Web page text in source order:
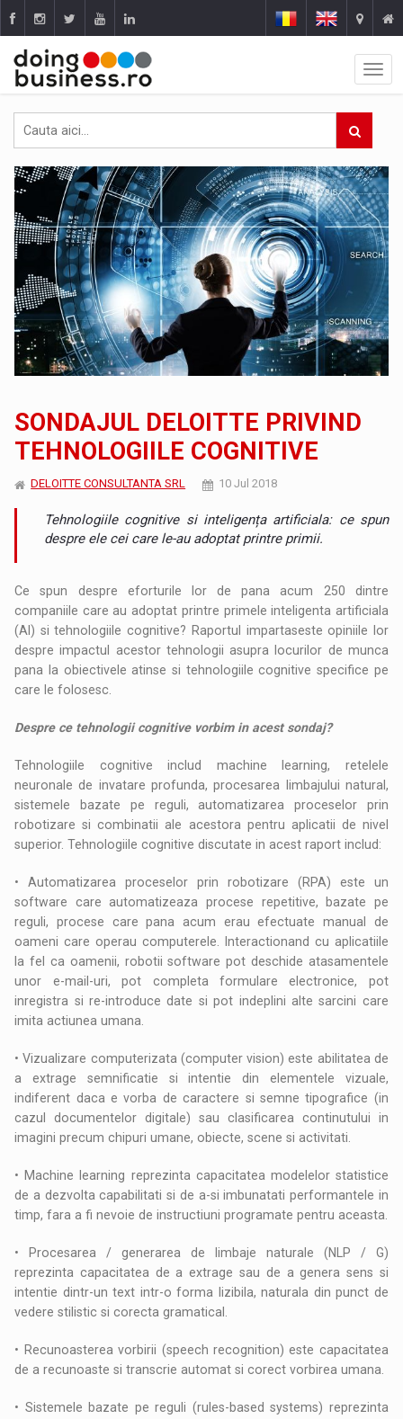
SONDAJUL DELOITTE PRIVIND
TEHNOLOGIILE COGNITIVE
DELOITTE CONSULTANTA SRL 10 Jul 2018
Tehnologiile cognitive si inteligența artificiala: ce spun
despre ele cei care le-au adoptat printre primii.
Ce spun despre eforturile lor de pana acum 250 dintre
companiile care au adoptat printre primele inteligenta artificiala
(AI) si tehnologiile cognitive? Raportul impartaseste opiniile lor
despre impactul acestor tehnologii asupra locurilor de munca
pana la obiectivele atinse si tehnologiile cognitive specifice pe
care le folosesc.
Despre ce tehnologii cognitive vorbim in acest sondaj?
Tehnologiile cognitive includ machine learning, retelele
neuronale de invatare profunda, procesarea limbajului natural,
sistemele bazate pe reguli, automatizarea proceselor prin
robotizare si combinatii ale acestora pentru aplicatii de nivel
superior. Tehnologiile cognitive discutate in acest raport includ:
• Automatizarea proceselor prin robotizare (RPA) este un
software care automatizeaza procese repetitive, bazate pe
reguli, procese care pana acum erau efectuate manual de
oameni care operau computerele. Interactionand cu aplicatiile
la fel ca oamenii, robotii software pot deschide atasamentele
unor e-mail-uri, pot completa formulare electronice, pot
inregistra si re-introduce date si pot indeplini alte sarcini care
imita actiunea umana.
• Vizualizare computerizata (computer vision) este abilitatea de
a extrage semnificatie si intentie din elementele vizuale,
indiferent daca e vorba de caractere si semne tipografice (in
cazul documentelor digitale) sau clasificarea continutului in
imagini precum chipuri umane, obiecte, scene si activitati.
• Machine learning reprezinta capacitatea modelelor statistice
de a dezvolta capabilitati si de a-si imbunatati performantele in
timp, fara a fi nevoie de instructiuni programate pentru aceasta.
• Procesarea / generarea de limbaje naturale (NLP / G)
reprezinta capacitatea de a extrage sau de a genera sens si
intentie dintr-un text intr-o forma lizibila, naturala din punct de
vedere stilistic si corecta gramatical.
• Recunoasterea vorbirii (speech recognition) este capacitatea
de a recunoaste si transcrie automat si corect vorbirea umana.
• Sistemele bazate pe reguli (rules-based systems) reprezinta